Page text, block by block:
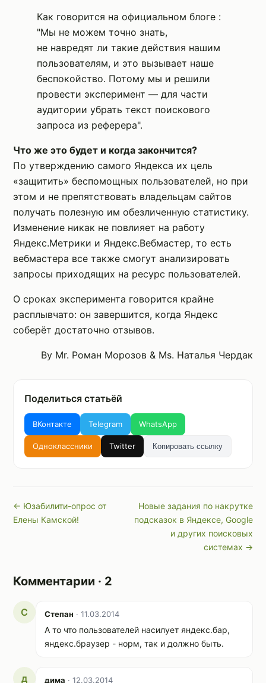
Как говорится на официальном блоге :
"Мы не можем точно знать,
не навредят ли такие действия нашим
пользователям, и это вызывает наше
беспокойство. Потому мы и решили
провести эксперимент — для части
аудитории убрать текст поискового
запроса из реферера".
Что же это будет и когда закончится?
По утверждению самого Яндекса их цель
«защитить» беспомощных пользователей, но при
этом и не препятствовать владельцам сайтов
получать полезную им обезличенную статистику.
Изменение никак не повлияет на работу
Яндекс.Метрики и Яндекс.Вебмастер, то есть
вебмастера все также смогут анализировать
запросы приходящих на ресурс пользователей.
О сроках эксперимента говорится крайне
расплывчато: он завершится, когда Яндекс
соберёт достаточно отзывов.
By Mr. Роман Морозов & Ms. Наталья Чердак
Поделиться статьёй
ВКонтакте Telegram WhatsApp
Одноклассники Twitter Копировать ссылку
← Юзабилити-опрос от
Елены Камской!
Новые задания по накрутке
подсказок в Яндексе, Google
и других поисковых
системах →
Комментарии · 2
С Степан · 11.03.2014
А то что пользователей насилует яндекс.бар,
яндекс.браузер - норм, так и должно быть.
д дима · 12.03.2014